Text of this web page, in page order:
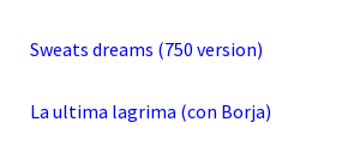
Sweats dreams (750 version)
La ultima lagrima (con Borja)